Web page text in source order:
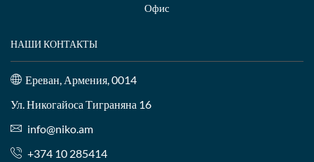
Офис
НАШИ КОНТАКТЫ
Ереван, Армения, 0014
Ул. Никогайоса Тиграняна 16
info@niko.am
+374 10 285414